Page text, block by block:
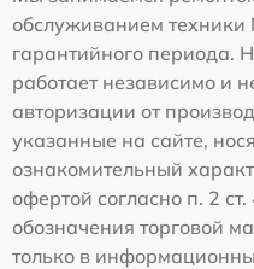
обслуживанием техники
гарантийного периода.
работает независимо и
авторизации от
указанные на сайте,
ознакомительный
офертой согласно п. 2
обозначения торговой
только в